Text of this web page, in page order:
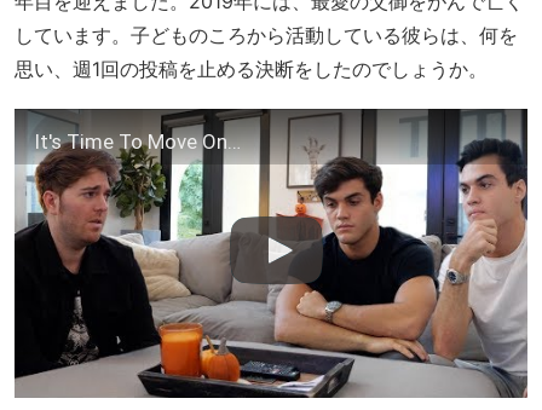
しています。子どものころから活動している彼らは、何を
思い、週1回の投稿を止める決断をしたのでしょうか。
It's Time To Move On…